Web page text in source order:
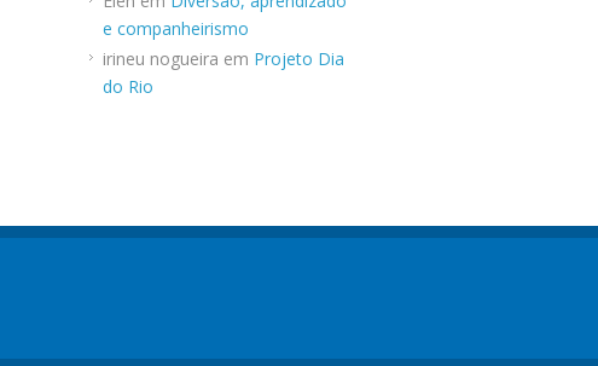
e companheirismo
irineu nogueira em Projeto Dia
do Rio